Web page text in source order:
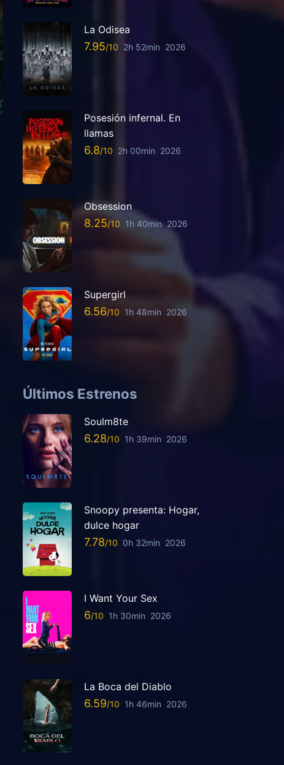
La Odisea
7.95 2h 52min 2026
Posesión infernal. En
llamas
6.8 2h 00min 2026
Obsession
8.25 1h 40min 2026
Supergirl
6.56 1h 48min 2026
Últimos Estrenos
Soulm8te
6.28 1h 39min 2026
Snoopy presenta: Hogar,
dulce hogar
7.78 0h 32min 2026
I Want Your Sex
6 1h 30min 2026
La Boca del Diablo
6.59 1h 46min 2026